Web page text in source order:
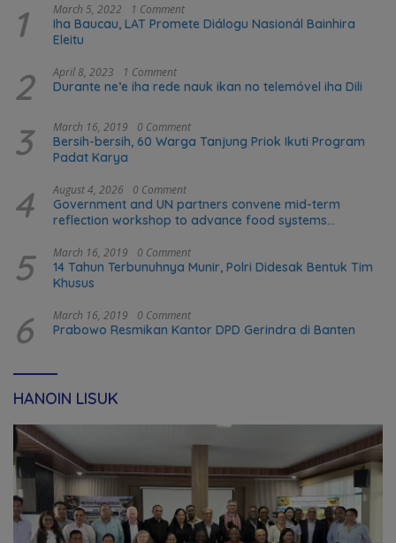
1 March 5, 2022 1 Comment
Iha Baucau, LAT Promete Diálogu Nasionál Bainhira
Eleitu
2 April 8, 2023 1 Comment
Durante ne’e iha rede nauk ikan no telemóvel iha Dili
3 March 16, 2019 0 Comment
Bersih-bersih, 60 Warga Tanjung Priok Ikuti Program
Padat Karya
4 August 4, 2026 0 Comment
Government and UN partners convene mid-term
reflection workshop to advance food systems
5 March 16, 2019 0 Comment
14 Tahun Terbunuhnya Munir, Polri Didesak Bentuk Tim
Khusus
6 March 16, 2019 0 Comment
Prabowo Resmikan Kantor DPD Gerindra di Banten
HANOIN LISUK